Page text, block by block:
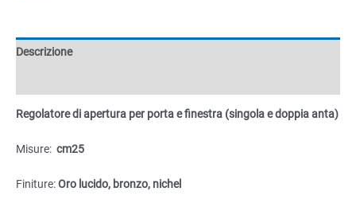
e
cm25
quantità
Descrizione
Regolatore di apertura per porta e finestra (singola e doppia anta)
Misure: cm25
Finiture:Oro lucido, bronzo, nichel